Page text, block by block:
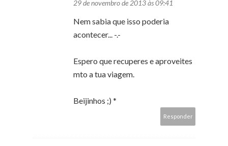
29 de novembro de 2013 às 09:41
Nem sabia que isso poderia
acontecer... -.-
Espero que recuperes e aproveites
mto a tua viagem.
Beijinhos ;) *
Responder